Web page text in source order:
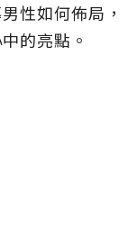
性如何佈局，
的亮點。